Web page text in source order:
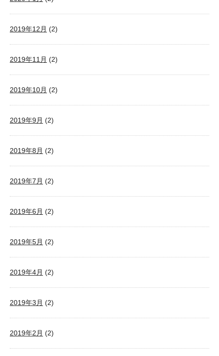
2019年12月 (2)
2019年11月 (2)
2019年10月 (2)
2019年9月 (2)
2019年8月 (2)
2019年7月 (2)
2019年6月 (2)
2019年5月 (2)
2019年4月 (2)
2019年3月 (2)
2019年2月 (2)